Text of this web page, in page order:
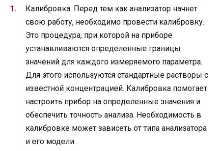
Калибровка. Перед тем как анализатор начнет
свою работу, необходимо провести калибровку.
Это процедура, при которой на приборе
устанавливаются определенные границы
значений для каждого измеряемого параметра.
Для этого используются стандартные растворы с
известной концентрацией. Калибровка помогает
настроить прибор на определенные значения и
обеспечить точность анализа. Необходимость в
калибровке может зависеть от типа анализатора
и его модели.